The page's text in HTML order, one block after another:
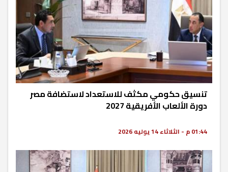
تنسيق حكومي مكثف للاستعداد لاستضافة مصر
دورة الألعاب الأفريقية 2027
01:44 م - الثلاثاء 14 يوليه 2026